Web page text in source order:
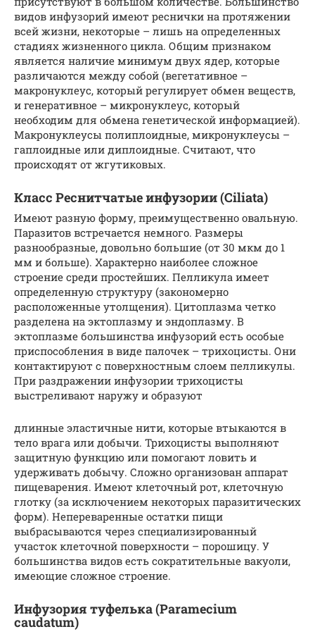
видов инфузорий имеют реснички на протяжении
всей жизни, некоторые – лишь на определенных
стадиях жизненного цикла. Общим признаком
является наличие минимум двух ядер, которые
различаются между собой (вегетативное –
макронуклеус, который регулирует обмен веществ,
и генеративное – микронуклеус, который
необходим для обмена генетической информацией).
Макронуклеусы полиплоидные, микронуклеусы –
гаплоидные или диплоидные. Считают, что
происходят от жгутиковых.
Класс Реснитчатые инфузории (Ciliata)
Имеют разную форму, преимущественно овальную.
Паразитов встречается немного. Размеры
разнообразные, довольно большие (от 30 мкм до 1
мм и больше). Характерно наиболее сложное
строение среди простейших. Пелликула имеет
определенную структуру (закономерно
расположенные утолщения). Цитоплазма четко
разделена на эктоплазму и эндоплазму. В
эктоплазме большинства инфузорий есть особые
приспособления в виде палочек – трихоцисты. Они
контактируют с поверхностным слоем пелликулы.
При раздражении инфузории трихоцисты
выстреливают наружу и образуют
длинные эластичные нити, которые втыкаются в
тело врага или добычи. Трихоцисты выполняют
защитную функцию или помогают ловить и
удерживать добычу. Сложно организован аппарат
пищеварения. Имеют клеточный рот, клеточную
глотку (за исключением некоторых паразитических
форм). Непереваренные остатки пищи
выбрасываются через специализированный
участок клеточной поверхности – порошицу. У
большинства видов есть сократительные вакуоли,
имеющие сложное строение.
Инфузория туфелька (Paramecium
caudatum)